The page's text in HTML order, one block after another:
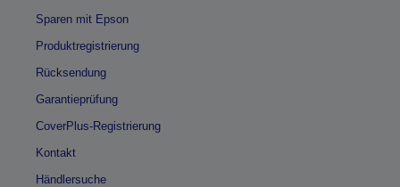
Sparen mit Epson
Produktregistrierung
Rücksendung
Garantieprüfung
CoverPlus-Registrierung
Kontakt
Händlersuche